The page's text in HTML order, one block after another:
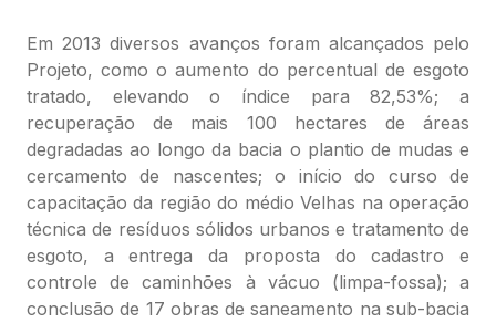
Em 2013 diversos avanços foram alcançados pelo
Projeto, como o aumento do percentual de esgoto
tratado, elevando o índice para 82,53%; a
recuperação de mais 100 hectares de áreas
degradadas ao longo da bacia o plantio de mudas e
cercamento de nascentes; o início do curso de
capacitação da região do médio Velhas na operação
técnica de resíduos sólidos urbanos e tratamento de
esgoto, a entrega da proposta do cadastro e
controle de caminhões à vácuo (limpa-fossa); a
conclusão de 17 obras de saneamento na sub-bacia